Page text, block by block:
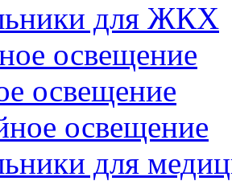
для ЖКХ
освещение
освещение
освещение
для